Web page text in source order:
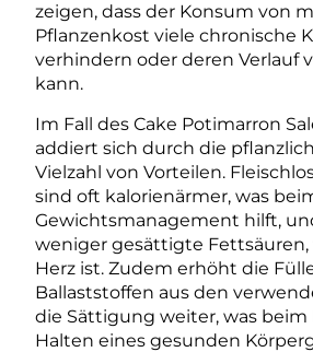
zeigen, dass der Konsum von
Pflanzenkost viele chronische
verhindern oder deren Verlauf
kann.
Im Fall des Cake Potimarron
addiert sich durch die
Vielzahl von Vorteilen.
sind oft kalorienärmer, was
Gewichtsmanagement hilft,
weniger gesättigte Fettsäuren,
Herz ist. Zudem erhöht die
Ballaststoffen aus den
die Sättigung weiter, was beim
Halten eines gesunden